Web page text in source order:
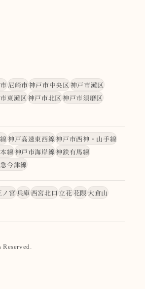
尼崎市 神戸市中央区神戸市灘区
東灘区 神戸市北区 神戸市須磨区
神戸高速東西線神戸市西神・山手線
線神戸市海岸線神鉄有馬線
今津線
ノ宮兵庫西宮北口 立花花隈大倉山